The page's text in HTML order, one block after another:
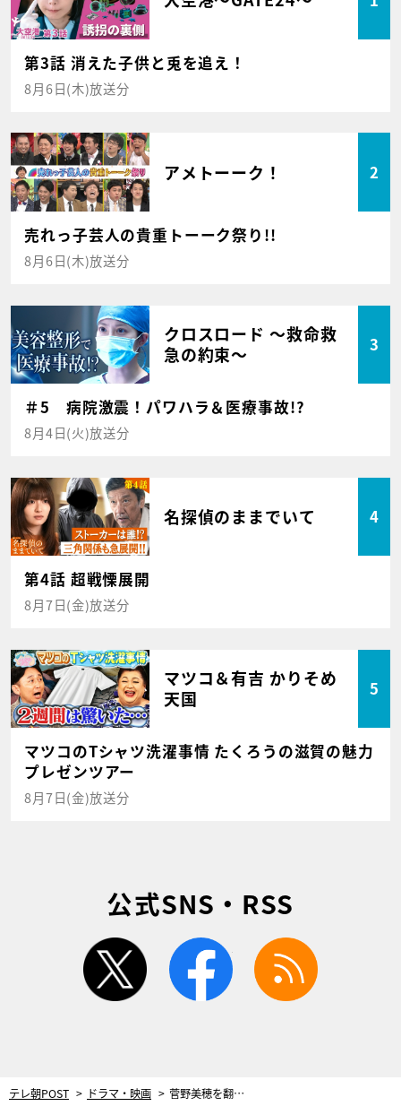
第3話 消えた子供と兎を追え！
8月6日(木)放送分
アメトーーク！ 2
売れっ子芸人の貴重トーーク祭り!!
8月6日(木)放送分
クロスロード ～救命救
急の約束～
3
＃5 病院激震！パワハラ＆医療事故!?
8月4日(火)放送分
名探偵のままでいて 4
第4話 超戦慄展開
8月7日(金)放送分
マツコ＆有吉 かりそめ
天国
5
マツコのTシャツ洗濯事情 たくろうの滋賀の魅力
プレゼンツアー
8月7日(金)放送分
公式SNS・RSS
twitter facebook
テレ朝POST ドラマ・映画 菅野美穂を翻弄する新キャラ登場！さらに夫の“彼女”が意味深すぎるハグ＆キス＜ゆりあ先生の赤い糸＞